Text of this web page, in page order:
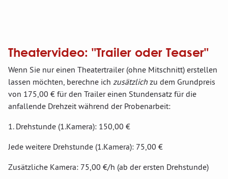
Theatervideo: "Trailer oder Teaser"
Wenn Sie nur einen Theatertrailer (ohne Mitschnitt) erstellen
lassen möchten, berechne ich zusätzlich zu dem Grundpreis
von 175,00 € für den Trailer einen Stundensatz für die
anfallende Drehzeit während der Probenarbeit:
1. Drehstunde (1.Kamera): 150,00 €
Jede weitere Drehstunde (1.Kamera): 75,00 €
Zusätzliche Kamera: 75,00 €/h (ab der ersten Drehstunde)